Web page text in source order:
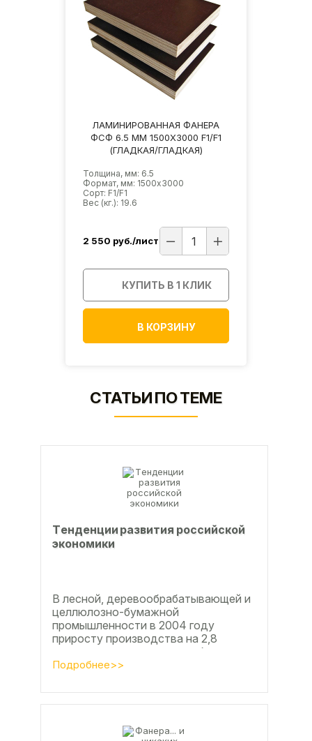
ЛАМИНИРОВАННАЯ ФАНЕРА
ФСФ 6.5 ММ 1500Х3000 F1/F1
(ГЛАДКАЯ/ГЛАДКАЯ)
Толщина, мм: 6.5
Формат, мм: 1500х3000
Сорт: F1/F1
Вес (кг.): 19.6
2 550 руб./лист
КУПИТЬ В 1 КЛИК
В КОРЗИНУ
СТАТЬИ ПО ТЕМЕ
Тeндeнции paзвития poccийcкoй
экoнoмики
В лесной, деревообрабатывающей и
целлюлозно-бумажной
промышленности в 2004 году
приросту производства на 2,8
процента во многом способствовали
развитие тех подотраслей,
Подробнее>>